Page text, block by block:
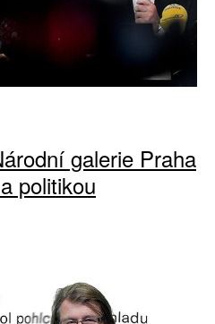
galerie Praha
politikou